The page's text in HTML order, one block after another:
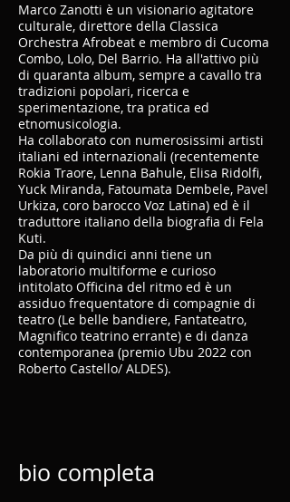
Marco Zanotti è un visionario agitatore
culturale, direttore della Classica
Orchestra Afrobeat e membro di Cucoma
Combo, Lolo, Del Barrio. Ha all'attivo più
di quaranta album, sempre a cavallo tra
tradizioni popolari, ricerca e
sperimentazione, tra pratica ed
etnomusicologia.
Ha collaborato con numerosissimi artisti
italiani ed internazionali (recentemente
Rokia Traore, Lenna Bahule, Elisa Ridolfi,
Yuck Miranda, Fatoumata Dembele, Pavel
Urkiza, coro barocco Voz Latina) ed è il
traduttore italiano della biografia di Fela
Kuti.
Da più di quindici anni tiene un
laboratorio multiforme e curioso
intitolato Officina del ritmo ed è un
assiduo frequentatore di compagnie di
teatro (Le belle bandiere, Fantateatro,
Magnifico teatrino errante) e di danza
contemporanea (premio Ubu 2022 con
Roberto Castello/ ALDES).
bio completa